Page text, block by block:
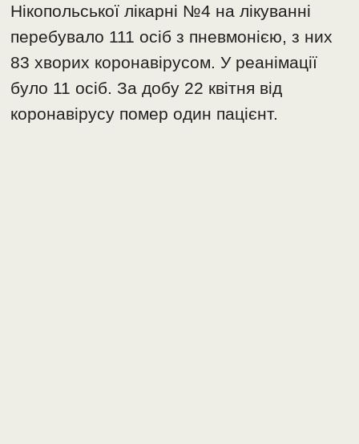
Нікопольської лікарні №4 на лікуванні
перебувало 111 осіб з пневмонією, з них
83 хворих коронавірусом. У реанімації
було 11 осіб. За добу 22 квітня від
коронавірусу помер один пацієнт.